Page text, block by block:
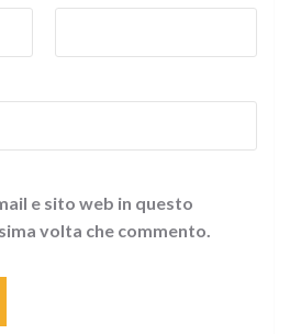
e sito web in questo
volta che commento.